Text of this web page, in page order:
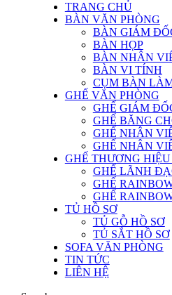
TRANG CHỦ
BÀN VĂN PHÒNG
BÀN GIÁM
BÀN HỌP
BÀN NHÂN
BÀN VI TÍNH
CỤM BÀN
GHẾ VĂN PHÒNG
GHẾ GIÁM
GHẾ BĂNG
GHẾ NHÂN
GHẾ NHÂN
GHẾ THƯƠNG
GHẾ LÃNH
GHẾ
GHẾ
TỦ HỒ SƠ
TỦ GỖ HỒ SƠ
TỦ SẮT HỒ SƠ
SOFA VĂN PHÒNG
TIN TỨC
LIÊN HỆ